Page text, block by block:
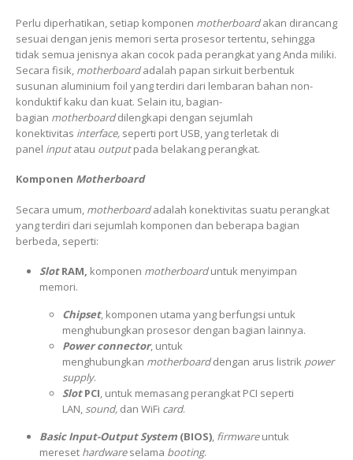
Perlu diperhatikan, setiap komponen motherboardakan dirancang
sesuai dengan jenis memori serta prosesor tertentu, sehingga
tidak semua jenisnya akan cocok pada perangkat yang Anda miliki.
Secara fisik, motherboardadalah papan sirkuit berbentuk
susunan aluminium foil yang terdiri dari lembaran bahan non-
konduktif kaku dan kuat. Selain itu, bagian-
bagian motherboarddilengkapi dengan sejumlah
konektivitas interface, seperti port USB, yang terletak di
panel inputatau outputpada belakang perangkat.
Komponen Motherboard
Secara umum, motherboardadalah konektivitas suatu perangkat
yang terdiri dari sejumlah komponen dan beberapa bagian
berbeda, seperti:
SlotRAM, komponen motherboarduntuk menyimpan
memori.
Chipset, komponen utama yang berfungsi untuk
menghubungkan prosesor dengan bagian lainnya.
Power connector, untuk
menghubungkan motherboarddengan arus listrik power
supply.
SlotPCI, untuk memasang perangkat PCI seperti
LAN, sound, dan WiFi card.
Basic Input-Output System(BIOS), firmwareuntuk
mereset hardwareselama booting.